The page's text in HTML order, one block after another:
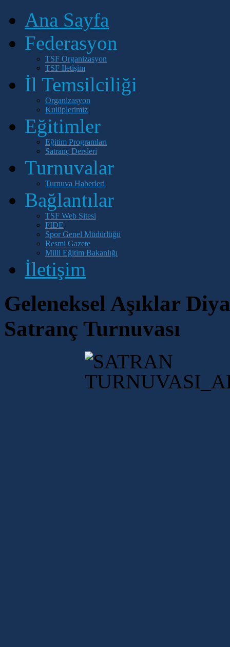
Ana Sayfa
Federasyon
TSF Organizasyon
TSF İletişim
İl Temsilciliği
Organizasyon
Kulüplerimiz
Eğitimler
Eğitim Programları
Satranç Dersleri
Turnuvalar
Turnuva Haberleri
Bağlantılar
TSF Web Sitesi
FIDE
Spor Genel Müdürlüğü
Resmi Gazete
Milli Eğitim Bakanlığı
İletişim
Geleneksel Aşıklar
Satranç Turnuvası